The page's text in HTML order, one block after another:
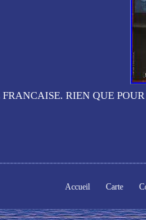
RIEN QUE
Accueil Carte